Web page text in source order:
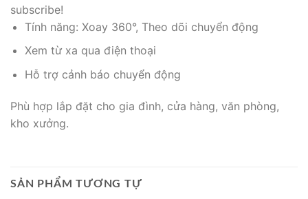
subscribe!
Tính năng: Xoay 360°, Theo dõi chuyển động
Xem từ xa qua điện thoại
Hỗ trợ cảnh báo chuyển động
Phù hợp lắp đặt cho gia đình, cửa hàng, văn phòng,
kho xưởng.
SẢN PHẨM TƯƠNG TỰ